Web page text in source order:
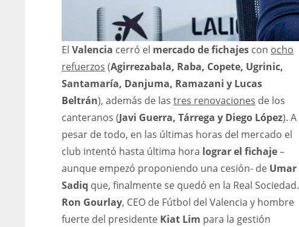
El Valencia cerró el mercado de fichajes con ocho
refuerzos (Agirrezabala, Raba, Copete, Ugrinic,
Santamaría, Danjuma, Ramazani y Lucas
Beltrán), además de las tres renovaciones de los
canteranos (Javi Guerra, Tárrega y Diego López). A
pesar de todo, en las últimas horas del mercado el
club intentó hasta última hora lograr el fichaje–
aunque empezó proponiendo una cesión- de Umar
Sadiq que, finalmente se quedó en la Real Sociedad.
Ron Gourlay, CEO de Fútbol del Valencia y hombre
fuerte del presidente Kiat Lim para la gestión